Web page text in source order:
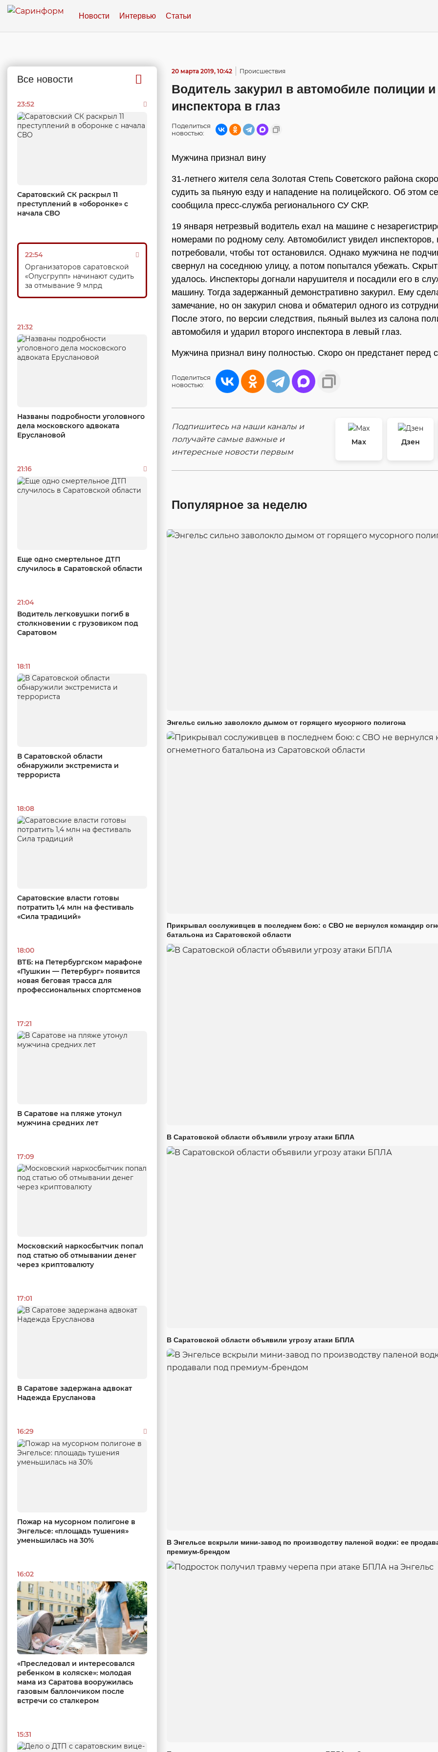
Новости Интервью Статьи
Все новости
23:52
Саратовский СК раскрыл 11
преступлений в «оборонке» с
начала СВО
22:54
Организаторов саратовской
«Опусгрупп» начинают судить
за отмывание 9 млрд
21:32
Названы подробности уголовного
дела московского адвоката
Еруслановой
21:16
Еще одно смертельное ДТП
случилось в Саратовской области
21:04
Водитель легковушки погиб в
столкновении с грузовиком под
Саратовом
18:11
В Саратовской области
обнаружили экстремиста и
террориста
18:08
Саратовские власти готовы
потратить 1,4 млн на фестиваль
«Сила традиций»
18:00
ВТБ: на Петербургском марафоне
«Пушкин — Петербург» появится
новая беговая трасса для
профессиональных спортсменов
17:21
В Саратове на пляже утонул
мужчина средних лет
17:09
Московский наркосбытчик попал
под статью об отмывании денег
через криптовалюту
17:01
В Саратове задержана адвокат
Надежда Ерусланова
16:29
Пожар на мусорном полигоне в
Энгельсе: «площадь тушения»
уменьшилась на 30%
16:02
«Преследовал и интересовался
ребенком в коляске»: молодая
мама из Саратова вооружилась
газовым баллончиком после
встречи со сталкером
15:31
20 марта 2019, 10:42 Происшествия
Водитель закурил в автомобиле полиции
инспектора в глаз
Поделиться
новостью:
Мужчина признал вину
31-летнего жителя села Золотая Степь Советского района
судить за пьяную езду и нападение на полицейского. Об этом
сообщила пресс-служба регионального СУ СКР.
19 января нетрезвый водитель ехал на машине с
номерами по родному селу. Автомобилист увидел инспекторов,
потребовали, чтобы тот остановился. Однако мужчина не
свернул на соседнюю улицу, а потом попытался убежать.
удалось. Инспекторы догнали нарушителя и посадили его в
машину. Тогда задержанный демонстративно закурил. Ему
замечание, но он закурил снова и обматерил одного из
После этого, по версии следствия, пьяный вылез из салона
автомобиля и ударил второго инспектора в левый глаз.
Мужчина признал вину полностью. Скоро он предстанет перед
Поделиться
новостью:
Подпишитесь на наши каналы и
получайте самые важные и
интересные новости первым
Max
Дзен
Популярное за неделю
Энгельс сильно заволокло дымом от горящего мусорного полигона
Прикрывал сослуживцев в последнем бою: с СВО не вернулся командир
батальона из Саратовской области
В Саратовской области объявили угрозу атаки БПЛА
В Саратовской области объявили угрозу атаки БПЛА
В Энгельсе вскрыли мини-завод по производству паленой водки: ее
премиум-брендом